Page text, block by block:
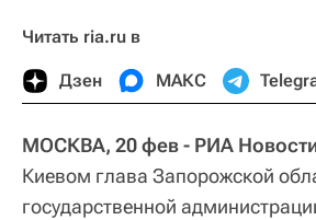
Читать ria.ru в
Дзен МАКС
МОСКВА, 20 фев - РИА
Киевом глава Запорожской
государственной